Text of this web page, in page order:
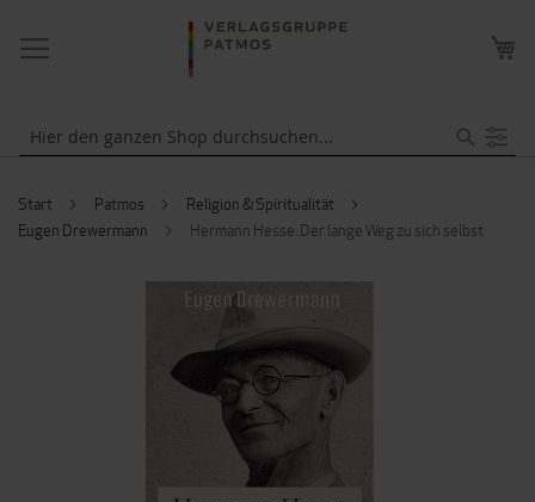
NAVIGATION
UMSCHALTEN
Start Patmos
Religion & Spiritualität
Eugen Drewermann
Hermann Hesse: Der lange Weg zu sich selbst
DER
BILDERGALERIE
SPRINGEN